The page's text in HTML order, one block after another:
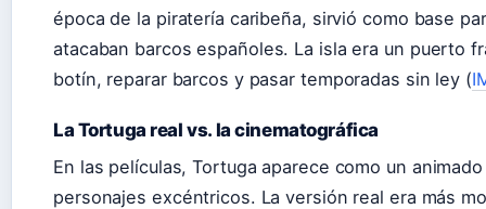
época de la piratería caribeña, sirvió como base
atacaban barcos españoles. La isla era un puerto
botín, reparar barcos y pasar temporadas sin ley (
La Tortuga real vs. la cinematográfica
En las películas, Tortuga aparece como un
personajes excéntricos. La versión real era más